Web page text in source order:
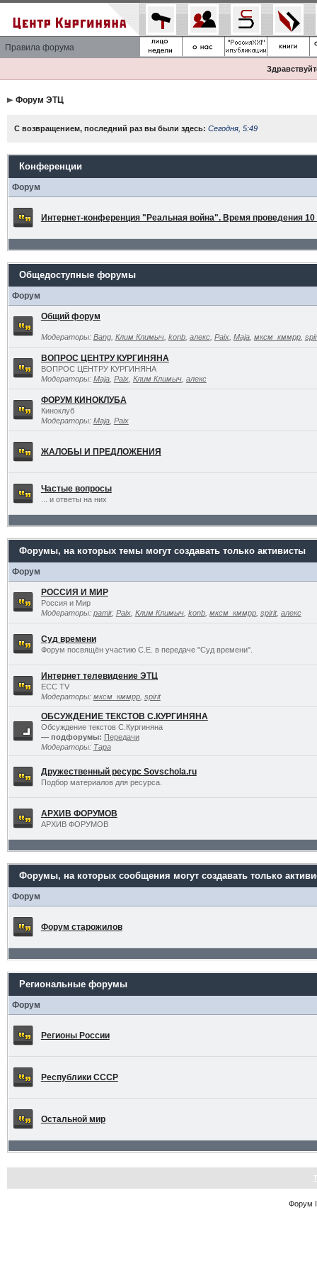
Правила форума
Форум ЭТЦ
С возвращением, последний раз вы были здесь: Сегодня, 5:49
Конференции
Форум
Интернет-конференция "Реальная война". Время проведения 10
Общедоступные форумы
Форум
Общий форум
Модераторы: Bang, Клим Климыч, konb, алекс, Paix, Maja, мксм_кммрр,
ВОПРОС ЦЕНТРУ КУРГИНЯНА
ВОПРОС ЦЕНТРУ КУРГИНЯНА
Модераторы: Maja, Paix, Клим Климыч, алекс
ФОРУМ КИНОКЛУБА
Киноклуб
Модераторы: Maja, Paix
ЖАЛОБЫ И ПРЕДЛОЖЕНИЯ
Частые вопросы
... и ответы на них
Форумы, на которых темы могут создавать только активисты
Форум
РОССИЯ И МИР
Россия и Мир
Модераторы: pamir, Paix, Клим Климыч, konb, мксм_кммрр, spirit, алекс
Суд времени
Форум посвящён участию С.Е. в передаче "Суд времени".
Интернет телевидение ЭТЦ
ECC TV
Модераторы: мксм_кммрр, spirit
ОБСУЖДЕНИЕ ТЕКСТОВ С.КУРГИНЯНА
Обсуждение текстов С.Кургиняна
— подфорумы: Передачи
Модераторы: Тара
Дружественный ресурс Sovschola.ru
Подбор материалов для ресурса.
АРХИВ ФОРУМОВ
АРХИВ ФОРУМОВ
Форумы, на которых сообщения могут создавать только
Форум
Форум старожилов
Региональные форумы
Форум
Регионы России
Республики СССР
Остальной мир
Форум